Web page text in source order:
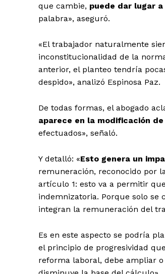
que cambie, puede dar lugar
palabra», aseguró.
«El trabajador naturalmente
inconstitucionalidad de la
anterior, el planteo tendría
despido», analizó Espinosa Paz.
De todas formas, el abogado
aparece en la modificación
efectuados», señaló.
Y detalló: «Esto genera un
remuneración, reconocido por
artículo 1: esto va a permitir
indemnizatoria. Porque solo se
integran la remuneración del
Es en este aspecto se podría
el principio de progresividad
reforma laboral, debe ampliar